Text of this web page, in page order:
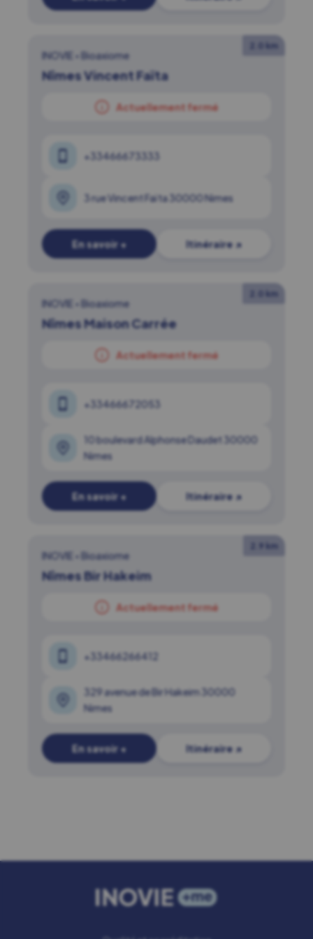
2.0 km
INOVIE • Bioaxiome
Nîmes Vincent Faïta
Actuellement fermé
+33466673333
3 rue Vincent Faïta 30000 Nimes
En savoir + Itinéraire ↗
2.0 km
INOVIE • Bioaxiome
Nîmes Maison Carrée
Actuellement fermé
+33466672053
10 boulevard Alphonse Daudet 30000
Nimes
En savoir + Itinéraire ↗
2.9 km
INOVIE • Bioaxiome
Nîmes Bir Hakeim
Actuellement fermé
+33466266412
329 avenue de Bir Hakeim 30000
Nimes
En savoir + Itinéraire ↗